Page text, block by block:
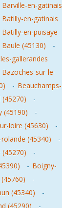
Barville-en-gatinais
Batilly-en-gatinais
Batilly-en-puisaye
Baule (45130)
-
gallerandes
Bazoches-sur-le-
- Beauchamps-
(45270)
-
(45190)
-
loire (45630)
-
(45340)
-
(45270)
-
- Boigny-
-
(45340)
-
(45290)
-